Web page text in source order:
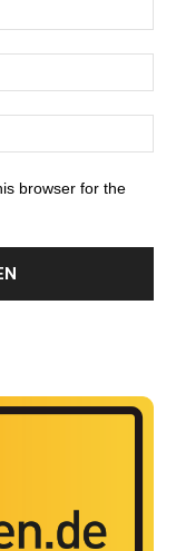
browser for the